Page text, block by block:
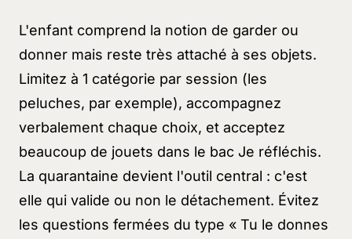
L'enfant comprend la notion de garder ou
donner mais reste très attaché à ses objets.
Limitez à 1 catégorie par session (les
peluches, par exemple), accompagnez
verbalement chaque choix, et acceptez
beaucoup de jouets dans le bac Je réfléchis.
La quarantaine devient l'outil central : c'est
elle qui valide ou non le détachement. Évitez
les questions fermées du type « Tu le donnes